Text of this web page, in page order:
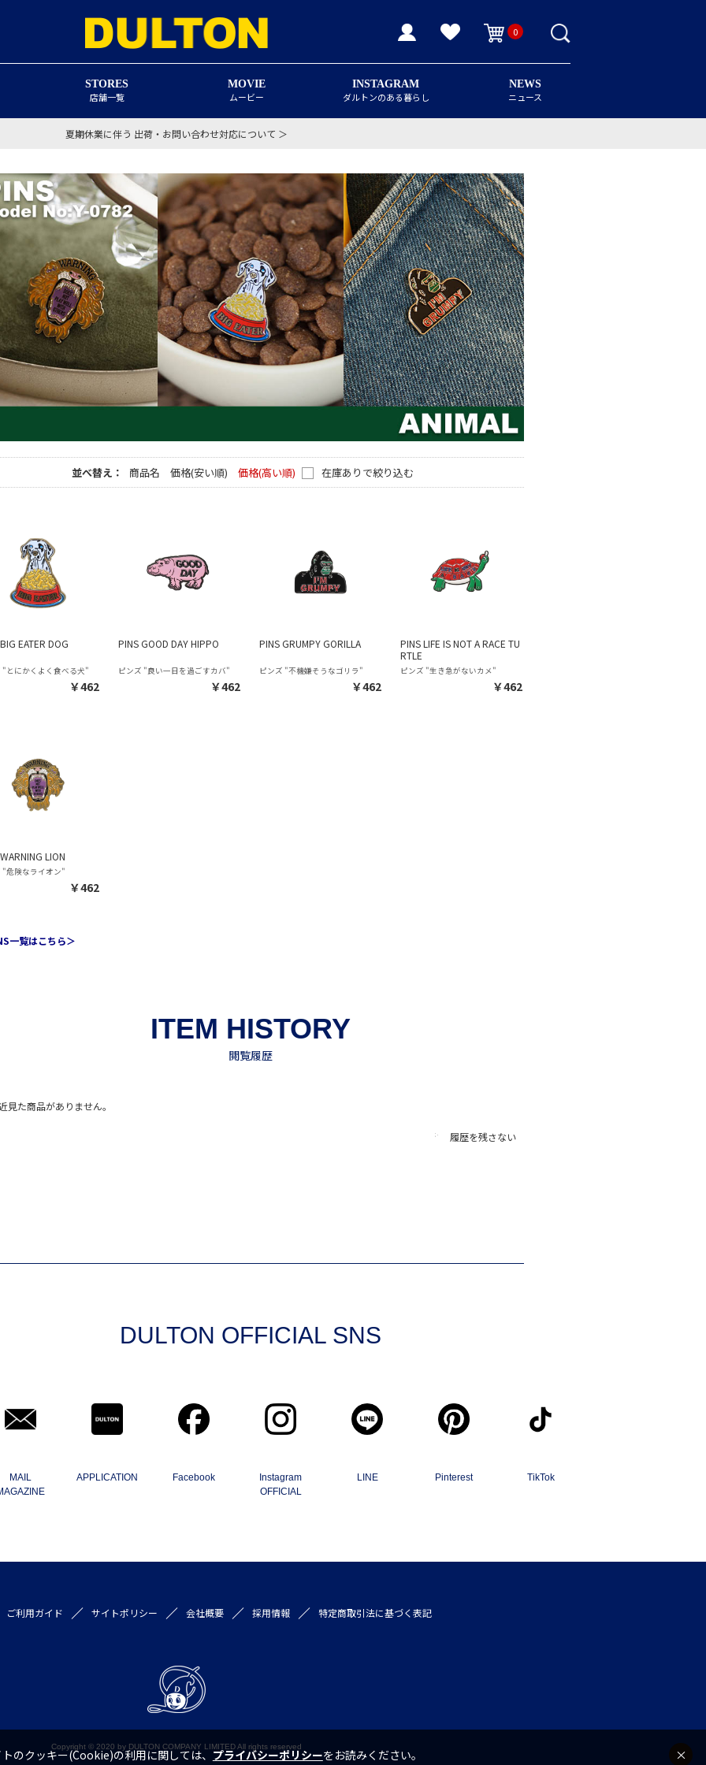
0
STORES
店舗一覧
MOVIE
ムービー
INSTAGRAM
ダルトンのある暮らし
NEWS
ニュース
夏期休業に伴う 出荷・お問い合わせ対応について ＞
並べ替え： 商品名 価格(安い順) 価格(高い順) 在庫ありで絞り込む
EATER DOG
"とにかくよく食べる犬"
￥462
PINS GOOD DAY HIPPO
ピンズ "良い一日を過ごすカバ"
￥462
PINS GRUMPY GORILLA
ピンズ "不機嫌そうなゴリラ"
￥462
PINS LIFE IS NOT A RACE TU
RTLE
ピンズ "生き急がないカメ"
￥462
LION
"危険なライオン"
￥462
一覧はこちら＞
見た商品がありません。
履歴を残さない
DULTON OFFICIAL SNS
MAIL
APPLICATION Facebook
Instagram
OFFICIAL
LINE Pinterest TikTok
ご利用ガイド サイトポリシー 会社概要 採用情報 特定商取引法に基づく表記
Copyright © 2020 by DULTON COMPANY LIMITED All rights reserved
のクッキー(Cookie)の利用に関しては、 プライバシーポリシーをお読みください。